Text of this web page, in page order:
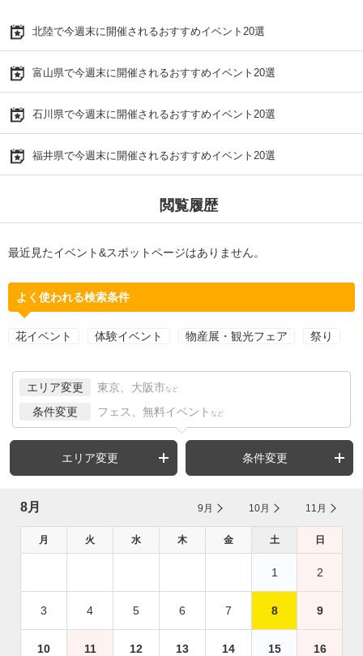
北陸で今週末に開催されるおすすめイベント20選
富山県で今週末に開催されるおすすめイベント20選
石川県で今週末に開催されるおすすめイベント20選
福井県で今週末に開催されるおすすめイベント20選
閲覧履歴
最近見たイベント&スポットページはありません。
よく使われる検索条件
花イベント 体験イベント 物産展・観光フェア 祭り
エリア変更 東京、大阪市 など
条件変更 フェス、無料イベント など
エリア変更 条件変更
8月 9月 10月 11月
月 火 水 木 金 土 日
1 2
3 4 5 6 7 8 9
10 11 12 13 14 15 16